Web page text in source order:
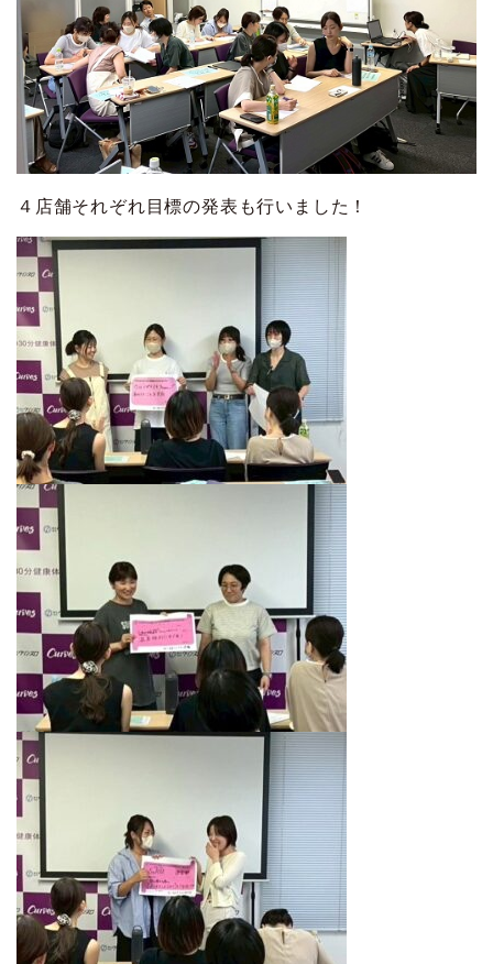
４店舗それぞれ目標の発表も行いました！